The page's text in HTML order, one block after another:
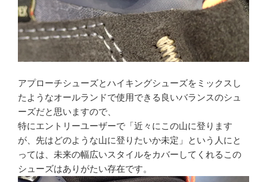
アプローチシューズとハイキングシューズをミックスし
たようなオールランドで使用できる良いバランスのシュ
ーズだと思いますので、
特にエントリーユーザーで「近々にこの山に登ります
が、先はどのような山に登りたいか未定」という人にと
っては、未来の幅広いスタイルをカバーしてくれるこの
シューズはありがたい存在です。